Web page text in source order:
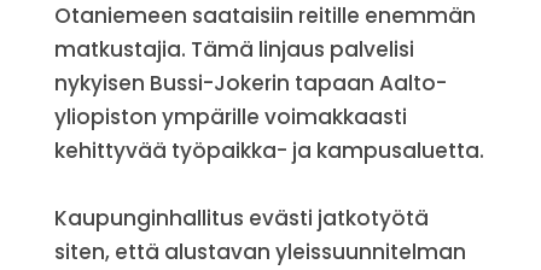
Otaniemeen saataisiin reitille enemmän
matkustajia. Tämä linjaus palvelisi
nykyisen Bussi-Jokerin tapaan Aalto-
yliopiston ympärille voimakkaasti
kehittyvää työpaikka- ja kampusaluetta.
Kaupunginhallitus evästi jatkotyötä
siten, että alustavan yleissuunnitelman